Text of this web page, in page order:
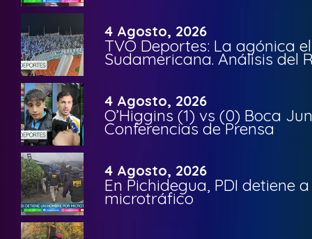
4 Agosto, 2026
TVO Deportes: La agónica
Sudamericana. Análisis del
4 Agosto, 2026
O’Higgins (1) vs (0) Boca
Conferencias de Prensa
4 Agosto, 2026
En Pichidegua, PDI detiene
microtráfico